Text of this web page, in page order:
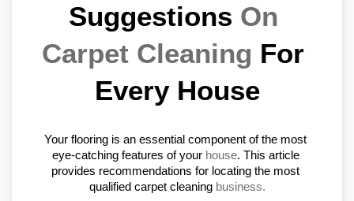
Suggestions On
Carpet Cleaning For
Every House
Your flooring is an essential component of the most
eye-catching features of your house. This article
provides recommendations for locating the most
qualified carpet cleaning business.